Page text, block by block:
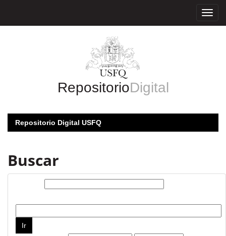
RepositorioDigital
Repositorio Digital USFQ
Buscar